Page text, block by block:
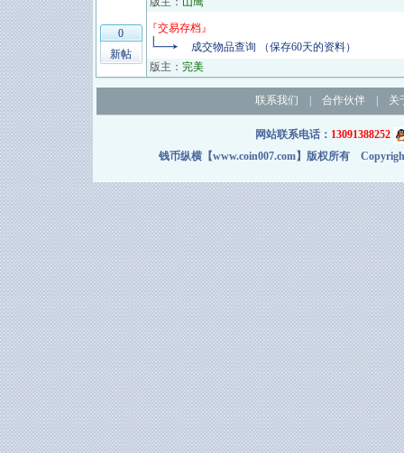
0
新帖
『交易存档』
成交物品查询 （保存60天的资料）
版主： 完美
联系我们 合作伙伴| 关
网站联系电话： 13091388252
钱币纵横【www.coin007.com】版权所有